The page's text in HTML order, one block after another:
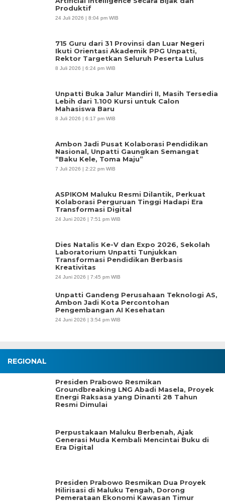
Produktif
24 Juli 2026 | 8:04 pm WIB
715 Guru dari 31 Provinsi dan Luar Negeri
Ikuti Orientasi Akademik PPG Unpatti,
Rektor Targetkan Seluruh Peserta Lulus
8 Juli 2026 | 6:24 pm WIB
Unpatti Buka Jalur Mandiri II, Masih Tersedia
Lebih dari 1.100 Kursi untuk Calon
Mahasiswa Baru
8 Juli 2026 | 6:17 pm WIB
Ambon Jadi Pusat Kolaborasi Pendidikan
Nasional, Unpatti Gaungkan Semangat
“Baku Kele, Toma Maju”
7 Juli 2026 | 2:22 pm WIB
ASPIKOM Maluku Resmi Dilantik, Perkuat
Kolaborasi Perguruan Tinggi Hadapi Era
Transformasi Digital
24 Juni 2026 | 7:51 pm WIB
Dies Natalis Ke-V dan Expo 2026, Sekolah
Laboratorium Unpatti Tunjukkan
Transformasi Pendidikan Berbasis
Kreativitas
24 Juni 2026 | 7:45 pm WIB
Unpatti Gandeng Perusahaan Teknologi AS,
Ambon Jadi Kota Percontohan
Pengembangan AI Kesehatan
24 Juni 2026 | 3:54 pm WIB
REGIONAL
Presiden Prabowo Resmikan
Groundbreaking LNG Abadi Masela, Proyek
Energi Raksasa yang Dinanti 28 Tahun
Resmi Dimulai
Perpustakaan Maluku Berbenah, Ajak
Generasi Muda Kembali Mencintai Buku di
Era Digital
Presiden Prabowo Resmikan Dua Proyek
Hilirisasi di Maluku Tengah, Dorong
Pemerataan Ekonomi Kawasan Timur